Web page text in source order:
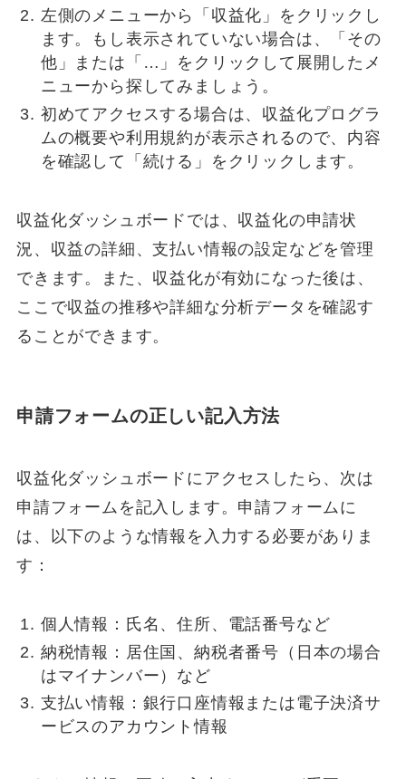
左側のメニューから「収益化」をクリックし
ます。もし表示されていない場合は、「その
他」または「…」をクリックして展開したメ
ニューから探してみましょう。
初めてアクセスする場合は、収益化プログラ
ムの概要や利用規約が表示されるので、内容
を確認して「続ける」をクリックします。
収益化ダッシュボードでは、収益化の申請状
況、収益の詳細、支払い情報の設定などを管理
できます。また、収益化が有効になった後は、
ここで収益の推移や詳細な分析データを確認す
ることができます。
申請フォームの正しい記入方法
収益化ダッシュボードにアクセスしたら、次は
申請フォームを記入します。申請フォームに
は、以下のような情報を入力する必要がありま
す：
個人情報：氏名、住所、電話番号など
納税情報：居住国、納税者番号（日本の場合
はマイナンバー）など
支払い情報：銀行口座情報または電子決済サ
ービスのアカウント情報